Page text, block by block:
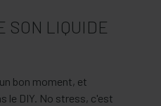
SON LIQUIDE
bon moment, et
le DIY. No stress, c'est